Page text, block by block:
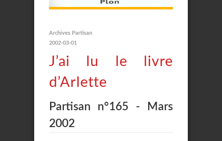
Archives Partisan
2002-03-01
J’ai lu le livre
d’Arlette
Partisan n°165 - Mars
2002